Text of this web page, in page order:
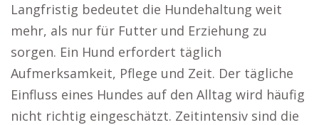
Langfristig bedeutet die Hundehaltung weit
mehr, als nur für Futter und Erziehung zu
sorgen. Ein Hund erfordert täglich
Aufmerksamkeit, Pflege und Zeit. Der tägliche
Einfluss eines Hundes auf den Alltag wird häufig
nicht richtig eingeschätzt. Zeitintensiv sind die